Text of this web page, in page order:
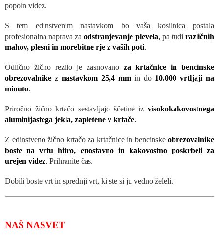
popoln videz.
S tem edinstvenim nastavkom bo vaša kosilnica postala
profesionalna naprava zaodstranjevanje plevela, pa tudirazličnih
mahov, plesni in morebitne rje z vaših poti.
Odlično žično rezilo je zasnovano za krtačnice in bencinske
obrezovalnike z nastavkom 25,4 mm in do 10.000 vrtljaji na
minuto.
Priročno žično krtačo sestavljajo ščetine iz visokokakovostnega
aluminijastega jekla, zapletene v krtače.
Z edinstveno žično krtačo za krtačnice in bencinske obrezovalnike
boste na vrtu hitro, enostavno in kakovostno poskrbeli za
urejen videz. Prihranite čas.
Dobili boste vrt in sprednji vrt, ki ste si ju vedno želeli.
NAŠ NASVET